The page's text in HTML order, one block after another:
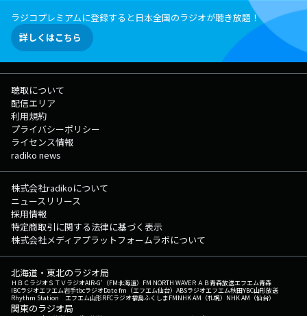
ラジコプレミアムに登録すると日本全国のラジオが聴き放題！
詳しくはこちら
聴取について
配信エリア
利用規約
プライバシーポリシー
ライセンス情報
radiko news
株式会社radikoについて
ニュースリリース
採用情報
特定商取引に関する法律に基づく表示
株式会社メディアプラットフォームラボについて
北海道・東北のラジオ局
ＨＢＣラジオＳＴＶラジオAIR-G'（FM北海道） FM NORTH WAVEＲＡＢ青森放送エフエム青森
IBCラジオエフエム岩手tbcラジオDate fm（エフエム仙台） ABSラジオエフエム秋田YBC山形放送
Rhythm Station エフエム山形RFCラジオ福島ふくしまFMNHK AM（札幌） NHK AM（仙台）
関東のラジオ局